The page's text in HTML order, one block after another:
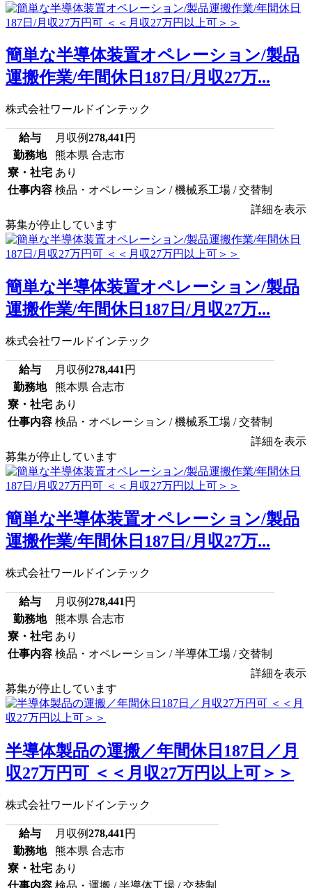
簡単な半導体装置オペレーション/製品
運搬作業/年間休日187日/月収27万...
株式会社ワールドインテック
給与 月収例278,441 円
勤務地
熊本県 合志市
寮・社宅 あり
仕事内容 検品・オペレーション / 機械系工場 / 交替制
詳細を表示
募集が停止しています
簡単な半導体装置オペレーション/製品
運搬作業/年間休日187日/月収27万...
株式会社ワールドインテック
給与 月収例278,441 円
勤務地
熊本県 合志市
寮・社宅 あり
仕事内容 検品・オペレーション / 機械系工場 / 交替制
詳細を表示
募集が停止しています
簡単な半導体装置オペレーション/製品
運搬作業/年間休日187日/月収27万...
株式会社ワールドインテック
給与 月収例278,441 円
勤務地
熊本県 合志市
寮・社宅 あり
仕事内容 検品・オペレーション / 半導体工場 / 交替制
詳細を表示
募集が停止しています
半導体製品の運搬／年間休日187日／月
収27万円可 ＜＜月収27万円以上可＞＞
株式会社ワールドインテック
給与 月収例278,441 円
勤務地
熊本県 合志市
寮・社宅 あり
仕事内容 検品・運搬 / 半導体工場 / 交替制